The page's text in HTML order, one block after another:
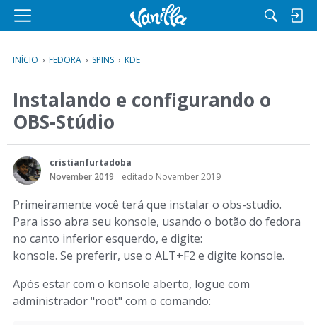
M
n
u
INÍCIO › FEDORA › SPINS › KDE
Instalando e configurando o
OBS-Stúdio
cristianfurtadoba
November 2019
editado November 2019
Primeiramente você terá que instalar o obs-studio.
Para isso abra seu konsole, usando o botão do fedora
no canto inferior esquerdo, e digite:
konsole. Se preferir, use o ALT+F2 e digite konsole.
Após estar com o konsole aberto, logue com
administrador "root" com o comando: